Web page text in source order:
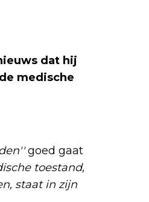
dat hij
medische
goed gaat
toestand,
staat in zijn